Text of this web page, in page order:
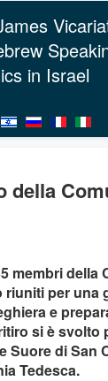
in Israel
della
membri della
riuniti per una
e
si è svolto
Suore di San
Tedesca.